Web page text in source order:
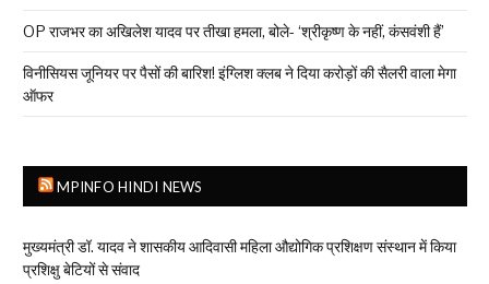
OP राजभर का अखिलेश यादव पर तीखा हमला, बोले- ‘श्रीकृष्ण के नहीं, कंसवंशी हैं’
विनीसियस जूनियर पर पैसों की बारिश! इंग्लिश क्लब ने दिया करोड़ों की सैलरी वाला मेगा
ऑफर
MPINFO HINDI NEWS
मुख्यमंत्री डॉ. यादव ने शासकीय आदिवासी महिला औद्योगिक प्रशिक्षण संस्थान में किया
प्रशिक्षु बेटियों से संवाद